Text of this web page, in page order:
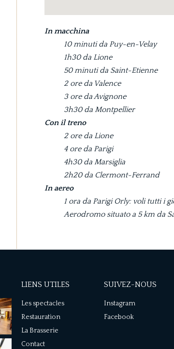
In macchina
10 minuti da Puy-en-Velay
1h30 da Lione
50 minuti da Saint-Etienne
2 ore da Valence
3 ore da Avignone
3h30 da Montpellier
Con il treno
2 ore da Lione
4 ore da Parigi
4h30 da Marsiglia
2h20 da Clermont-Ferrand
In aereo
1 ora da Parigi Orly: voli tutti i
Aerodromo situato a 5 km da
LIENS UTILES
Les spectacles
Restauration
La Brasserie
Contact
SUIVEZ-NOUS
Instagram
Facebook